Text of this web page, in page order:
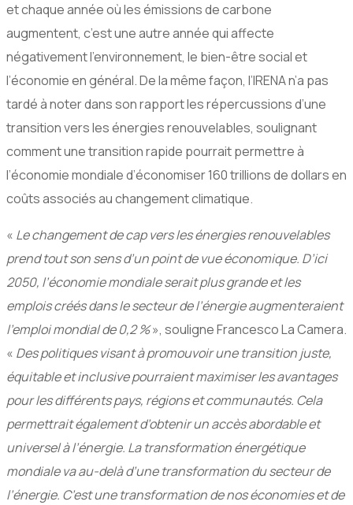
et chaque année où les émissions de carbone
augmentent, c’est une autre année qui affecte
négativement l’environnement, le bien-être social et
l’économie en général. De la même façon, l’IRENA n’a pas
tardé à noter dans son rapport les répercussions d’une
transition vers les énergies renouvelables, soulignant
comment une transition rapide pourrait permettre à
l’économie mondiale d’économiser 160 trillions de dollars en
coûts associés au changement climatique.
« Le changement de cap vers les énergies renouvelables
prend tout son sens d’un point de vue économique. D’ici
2050, l’économie mondiale serait plus grande et les
emplois créés dans le secteur de l’énergie augmenteraient
l’emploi mondial de 0,2 %», souligne Francesco La Camera.
« Des politiques visant à promouvoir une transition juste,
équitable et inclusive pourraient maximiser les avantages
pour les différents pays, régions et communautés. Cela
permettrait également d’obtenir un accès abordable et
universel à l’énergie. La transformation énergétique
mondiale va au-delà d’une transformation du secteur de
l’énergie. C’est une transformation de nos économies et de